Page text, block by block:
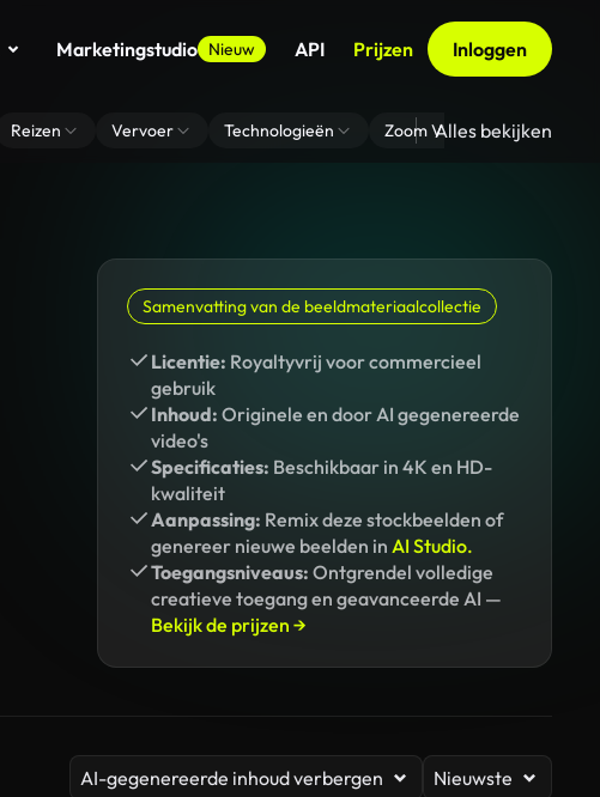
Marketingstudio Nieuw API Prijzen Inloggen
Reizen Vervoer Technologieën Zoom Virtuele
Alles bekijken
Samenvatting van de beeldmateriaalcollectie
Licentie: Royaltyvrij voor commercieel
gebruik
Inhoud: Originele en door AI gegenereerde
video's
Specificaties: Beschikbaar in 4K en HD-
kwaliteit
Aanpassing: Remix deze stockbeelden of
genereer nieuwe beelden in AI Studio.
Toegangsniveaus: Ontgrendel volledige
creatieve toegang en geavanceerde AI —
Bekijk de prijzen →
AI-gegenereerde inhoud verbergen Nieuwste